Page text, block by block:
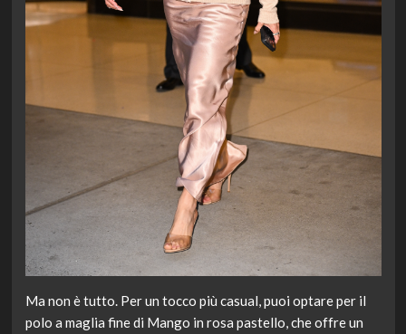
Ma non è tutto. Per un tocco più casual, puoi optare per il
polo a maglia fine di Mango in rosa pastello, che offre un